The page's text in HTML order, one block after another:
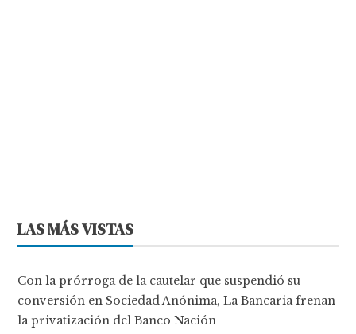
LAS MÁS VISTAS
Con la prórroga de la cautelar que suspendió su
conversión en Sociedad Anónima, La Bancaria frenan
la privatización del Banco Nación